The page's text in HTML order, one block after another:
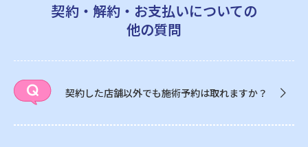
契約・解約・お支払いについての
他の質問
契約した店舗以外でも施術予約は取れますか？